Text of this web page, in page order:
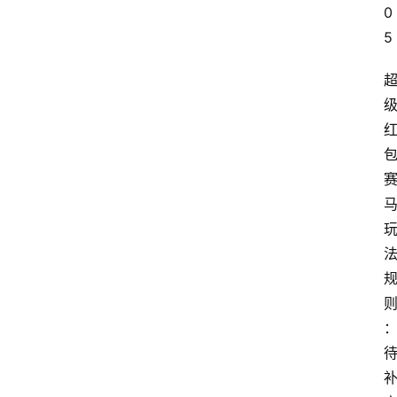
0
5
超
级
红
包
赛
马
玩
法
规
则
：
待
补